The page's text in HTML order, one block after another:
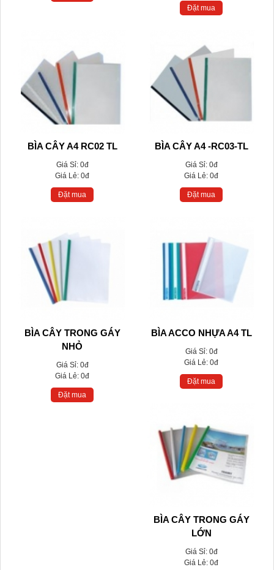
Đặt mua
BÌA CÂY A4 RC02 TL
Giá Sỉ: 0đ
Giá Lẻ:0đ
Đặt mua
BÌA CÂY A4 -RC03-TL
Giá Sỉ: 0đ
Giá Lẻ:0đ
Đặt mua
BÌA CÂY TRONG GÁY
NHỎ
Giá Sỉ: 0đ
Giá Lẻ:0đ
Đặt mua
BÌA ACCO NHỰA A4 TL
Giá Sỉ: 0đ
Giá Lẻ:0đ
Đặt mua
BÌA CÂY TRONG GÁY
LỚN
Giá Sỉ: 0đ
Giá Lẻ:0đ